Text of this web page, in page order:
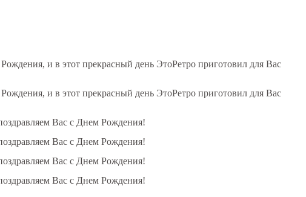
и в этот прекрасный день ЭтоРетро приготовил для Вас
и в этот прекрасный день ЭтоРетро приготовил для Вас
Вас с Днем Рождения!
Вас с Днем Рождения!
Вас с Днем Рождения!
Вас с Днем Рождения!